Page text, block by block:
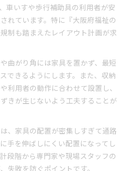
車いすや歩行補助具の利用者が安
れています。特に『大阪府福祉の
制も踏まえたレイアウト計画が求
曲がり角には家具を置かず、最短
できるようにします。また、収納
利用者の動作に合わせて設置し、
きが生じないよう工夫することが
、家具の配置が密集しすぎて通路
手を伸ばしにくい配置になってし
段階から専門家や現場スタッフの
失敗を防ぐポイントです。